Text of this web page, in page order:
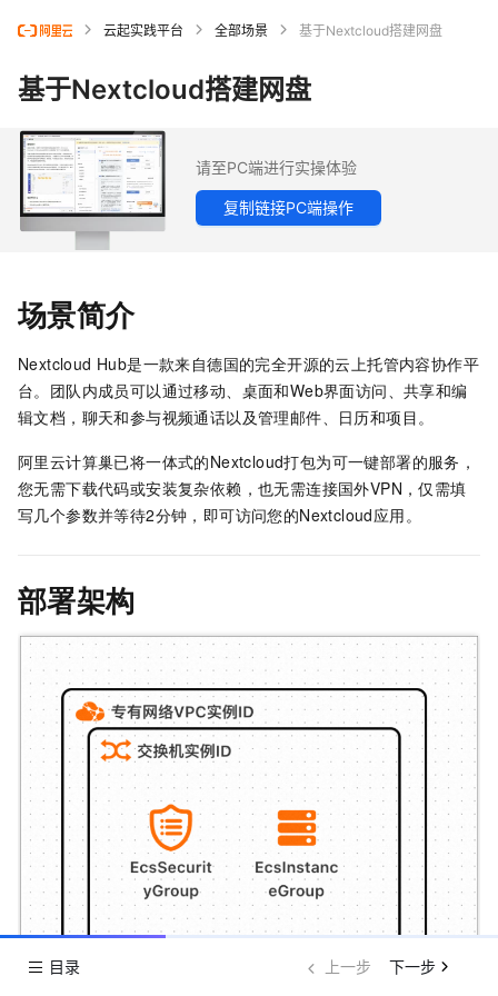
云起实践平台 全部场景 基于Nextcloud搭建网盘
基于Nextcloud搭建网盘
请至PC端进行实操体验
复制链接PC端操作
场景简介
Nextcloud Hub是一款来自德国的完全开源的云上托管内容协作平
台。团队内成员可以通过移动、桌面和Web界面访问、共享和编
辑文档，聊天和参与视频通话以及管理邮件、日历和项目。
阿里云计算巢已将一体式的Nextcloud打包为可一键部署的服务，
您无需下载代码或安装复杂依赖，也无需连接国外VPN，仅需填
写几个参数并等待2分钟，即可访问您的Nextcloud应用。
部署架构
目录 上一步 下一步